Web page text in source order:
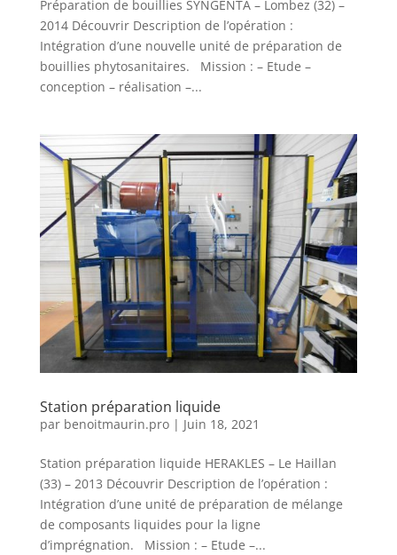
Préparation de bouillies SYNGENTA – Lombez (32) –
2014 Découvrir Description de l’opération :
Intégration d’une nouvelle unité de préparation de
bouillies phytosanitaires. Mission : – Etude –
conception – réalisation –...
Station préparation liquide
par benoitmaurin.pro| Juin 18, 2021
Station préparation liquide HERAKLES – Le Haillan
(33) – 2013 Découvrir Description de l’opération :
Intégration d’une unité de préparation de mélange
de composants liquides pour la ligne
d’imprégnation. Mission : – Etude –...